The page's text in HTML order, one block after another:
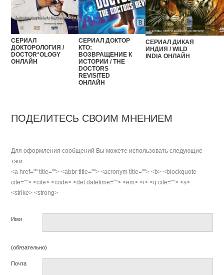
СЕРИАЛ
ДОКТОРОЛОГИЯ /
DOCTOR*OLOGY
ОНЛАЙН
СЕРИАЛ ДОКТОР
КТО:
ВОЗВРАЩЕНИЕ К
ИСТОРИИ / THE
DOCTORS
REVISITED
ОНЛАЙН
СЕРИАЛ ДИКАЯ
ИНДИЯ / WILD
INDIA ОНЛАЙН
ПОДЕЛИТЕСЬ СВОИМ МНЕНИЕМ
Для оформления сообщений Вы можете использовать следующие
тэги:
<a href="" title=""> <abbr title=""> <acronym title=""> <b> <blockquote
cite=""> <cite> <code> <del datetime=""> <em> <i> <q cite=""> <s>
<strike> <strong>
Имя
(обязательно)
Почта